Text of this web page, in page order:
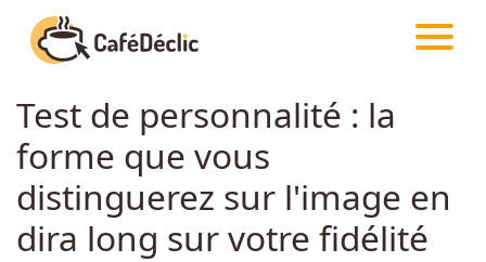
Créativité
Food
CAFÉDÉCLIC ARTICLES ÉMOTION
Test de personnalité : la
forme que vous
distinguerez sur l'image en
dira long sur votre fidélité